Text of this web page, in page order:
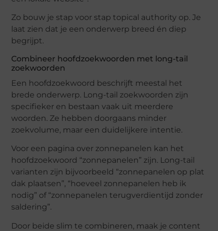
Zo bouw je stap voor stap topical authority op. Je
laat zien dat je een onderwerp breed én diep
begrijpt.
Combineer hoofdzoekwoorden met long-tail
zoekwoorden
Een hoofdzoekwoord beschrijft meestal het
brede onderwerp. Long-tail zoekwoorden zijn
specifieker en bestaan vaak uit meerdere
woorden. Ze hebben doorgaans minder
zoekvolume, maar een duidelijkere intentie.
Voor een pagina over zonnepanelen kan het
hoofdzoekwoord “zonnepanelen” zijn. Long-tail
varianten zijn bijvoorbeeld “zonnepanelen op plat
dak plaatsen”, “hoeveel zonnepanelen heb ik
nodig” of “zonnepanelen terugverdientijd zonder
saldering”.
Door beide slim te combineren, maak je content